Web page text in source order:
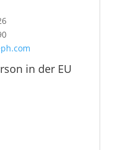
in der EU